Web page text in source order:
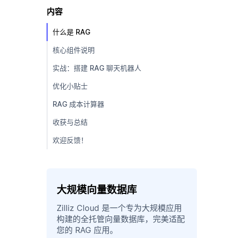
内容
什么是 RAG
核心组件说明
实战：搭建 RAG 聊天机器人
优化小贴士
RAG 成本计算器
收获与总结
欢迎反馈！
大规模向量数据库
Zilliz Cloud 是一个专为大规模应用
构建的全托管向量数据库，完美适配
您的 RAG 应用。